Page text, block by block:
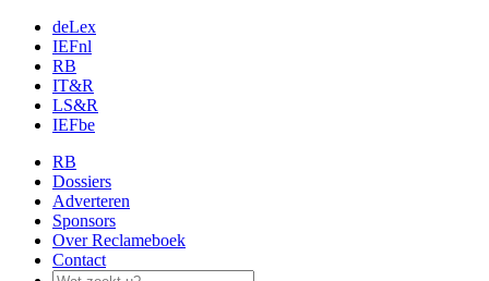
deLex
IEFnl
RB
IT&R
LS&R
IEFbe
RB
Dossiers
Adverteren
Sponsors
Over Reclameboek
Contact